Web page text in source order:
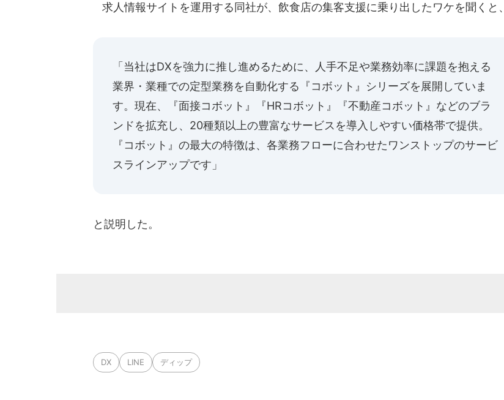
求人情報サイトを運用する同社が、飲食店の集客支援に乗り出したワケを聞くと、
「当社はDXを強力に推し進めるために、人手不足や業務効率に課題を抱える
業界・業種での定型業務を自動化する『コボット』シリーズを展開していま
す。現在、『面接コボット』『HRコボット』『不動産コボット』などのブラ
ンドを拡充し、20種類以上の豊富なサービスを導入しやすい価格帯で提供。
『コボット』の最大の特徴は、各業務フローに合わせたワンストップのサービ
スラインアップです」
と説明した。
DX LINE ディップ